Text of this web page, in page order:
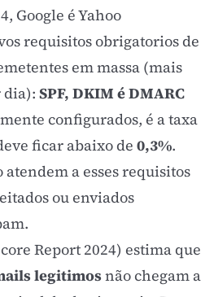
Google é Yahoo
requisitos obrigatorios de
em massa (mais
dia): SPF, DKIM é DMARC
configurados, é a taxa
ficar abaixo de 0,3%.
a esses requisitos
ou enviados
Report 2024) estima que
legitimos não chegam a